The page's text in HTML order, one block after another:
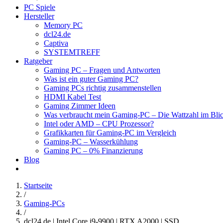
PC Spiele
Hersteller
Memory PC
dcl24.de
Captiva
SYSTEMTREFF
Ratgeber
Gaming PC – Fragen und Antworten
Was ist ein guter Gaming PC?
Gaming PCs richtig zusammenstellen
HDMI Kabel Test
Gaming Zimmer Ideen
Was verbraucht mein Gaming-PC – Die Wattzahl im
Intel oder AMD – CPU Prozessor?
Grafikkarten für Gaming-PC im Vergleich
Gaming-PC – Wasserkühlung
Gaming PC – 0% Finanzierung
Blog
Startseite
/
Gaming-PCs
/
dcl24.de | Intel Core i9-9900 | RTX A2000 | SSD